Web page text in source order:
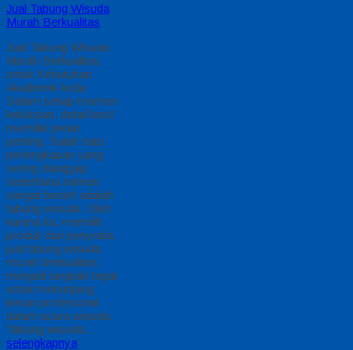
Jual Tabung Wisuda
Murah Berkualitas
Jual Tabung Wisuda
Murah Berkualitas
untuk Kebutuhan
Akademik Anda
Dalam setiap momen
kelulusan, detail kecil
memiliki peran
penting. Salah satu
perlengkapan yang
sering dianggap
sederhana namun
sangat berarti adalah
tabung wisuda. Oleh
karena itu, memilih
produk dari penyedia
jual tabung wisuda
murah berkualitas
menjadi langkah tepat
untuk menunjang
kesan profesional
dalam acara wisuda.
Tabung wisuda…
selengkapnya